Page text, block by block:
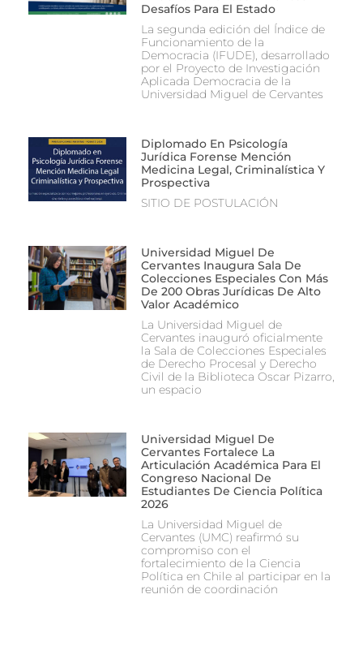
Desafíos Para El Estado
La segunda edición del Índice de
Funcionamiento de la
Democracia (IFUDE), desarrollado
por el Proyecto de Investigación
Aplicada Democracia de la
Universidad Miguel de Cervantes
Diplomado En Psicología
Jurídica Forense Mención
Medicina Legal, Criminalística Y
Prospectiva
SITIO DE POSTULACIÓN
Universidad Miguel De
Cervantes Inaugura Sala De
Colecciones Especiales Con Más
De 200 Obras Jurídicas De Alto
Valor Académico
La Universidad Miguel de
Cervantes inauguró oficialmente
la Sala de Colecciones Especiales
de Derecho Procesal y Derecho
Civil de la Biblioteca Oscar Pizarro,
un espacio
Universidad Miguel De
Cervantes Fortalece La
Articulación Académica Para El
Congreso Nacional De
Estudiantes De Ciencia Política
2026
La Universidad Miguel de
Cervantes (UMC) reafirmó su
compromiso con el
fortalecimiento de la Ciencia
Política en Chile al participar en la
reunión de coordinación